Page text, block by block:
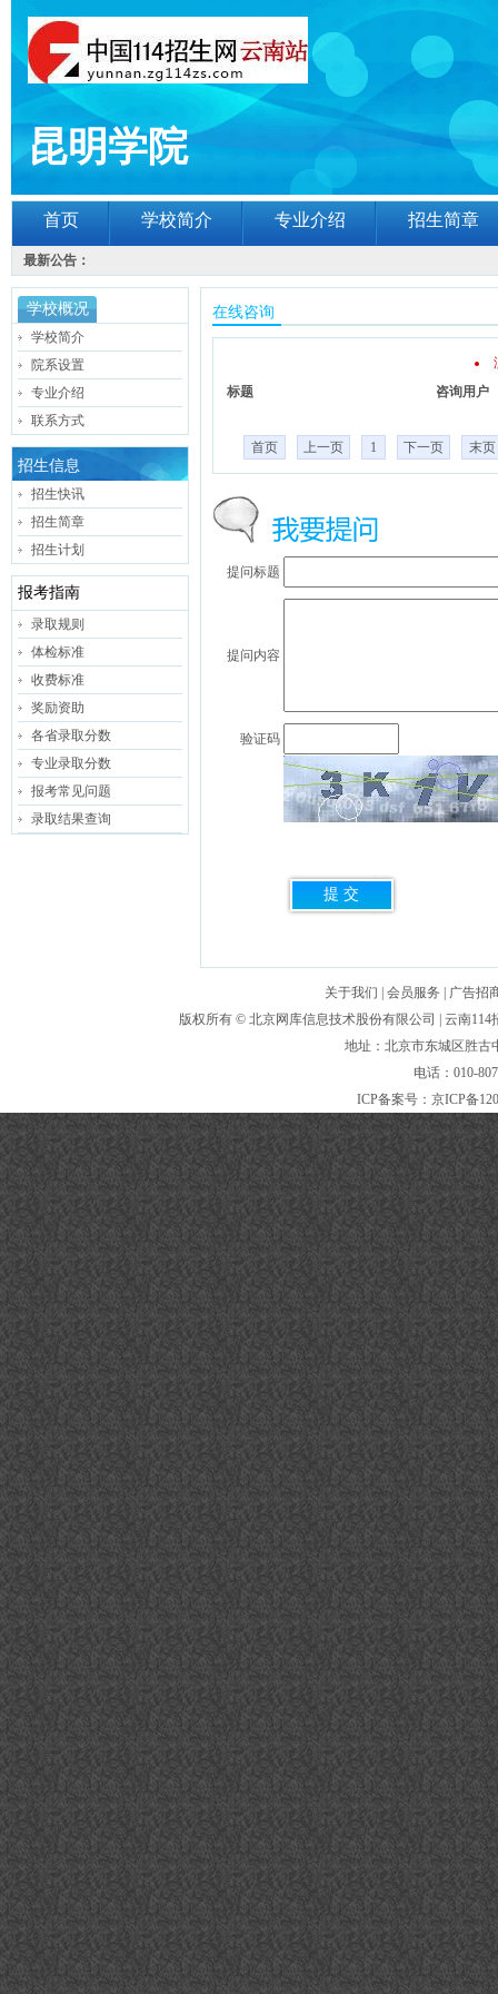
昆明学院
首页 学校简介 专业介绍 招生简章
最新公告：
学校概况
学校简介
院系设置
专业介绍
联系方式
招生信息
招生快讯
招生简章
招生计划
报考指南
录取规则
体检标准
收费标准
奖励资助
各省录取分数
专业录取分数
报考常见问题
录取结果查询
在线咨询
标题
咨询用户
首页 上一页 1 下一页 末页
提问标题
提问内容
验证码
关于我们 会员服务
广告招
版权所有 © 北京网库信息技术股份有限公司
| 云南
地址：北京市东城区胜
电话：010-
ICP备案号： 京ICP备